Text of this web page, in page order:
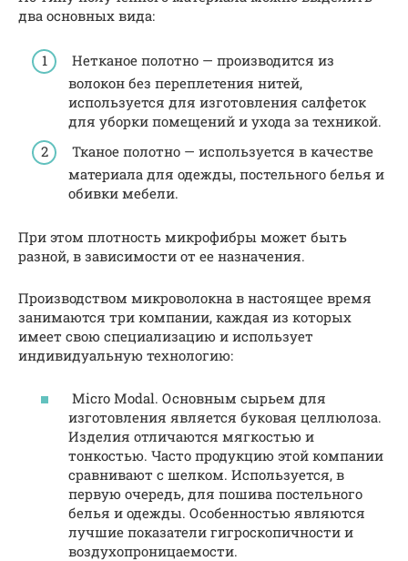
два основных вида:
Нетканое полотно — производится из
волокон без переплетения нитей,
используется для изготовления салфеток
для уборки помещений и ухода за техникой.
Тканое полотно — используется в качестве
материала для одежды, постельного белья и
обивки мебели.
При этом плотность микрофибры может быть
разной, в зависимости от ее назначения.
Производством микроволокна в настоящее время
занимаются три компании, каждая из которых
имеет свою специализацию и использует
индивидуальную технологию:
Micro Modal. Основным сырьем для
изготовления является буковая целлюлоза.
Изделия отличаются мягкостью и
тонкостью. Часто продукцию этой компании
сравнивают с шелком. Используется, в
первую очередь, для пошива постельного
белья и одежды. Особенностью являются
лучшие показатели гигроскопичности и
воздухопроницаемости.